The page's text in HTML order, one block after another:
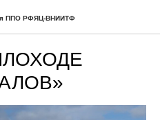
ППО РФЯЦ-ВНИИТФ